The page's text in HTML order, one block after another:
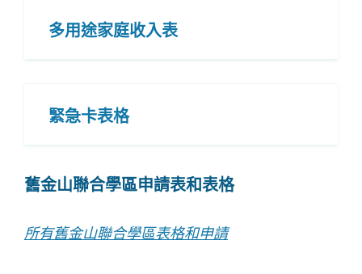
多用途家庭收入表
緊急卡表格
舊金山聯合學區申請表和表格
所有舊金山聯合學區表格和申請